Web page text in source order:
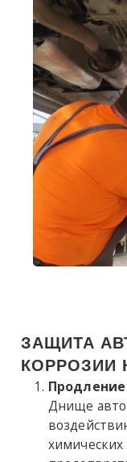
ЗАЩИТА
КОРРОЗИИ
Днище